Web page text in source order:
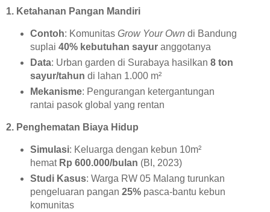
1. Ketahanan Pangan Mandiri
Contoh: Komunitas Grow Your Own di Bandung
suplai 40% kebutuhan sayuranggotanya
Data: Urban garden di Surabaya hasilkan 8 ton
sayur/tahun di lahan 1.000 m²
Mekanisme: Pengurangan ketergantungan
rantai pasok global yang rentan
2. Penghematan Biaya Hidup
Simulasi: Keluarga dengan kebun 10m²
hemat Rp 600.000/bulan (BI, 2023)
Studi Kasus: Warga RW 05 Malang turunkan
pengeluaran pangan 25%pasca-bantu kebun
komunitas